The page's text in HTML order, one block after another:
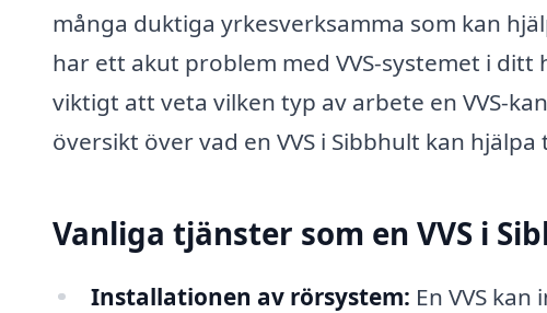
många duktiga yrkesverksamma som kan
har ett akut problem med VVS-systemet i
viktigt att veta vilken typ av arbete en VVS-
översikt över vad en VVS i Sibbhult kan hjälpa
Vanliga tjänster som en VVS i
Installationen av rörsystem: En VVS